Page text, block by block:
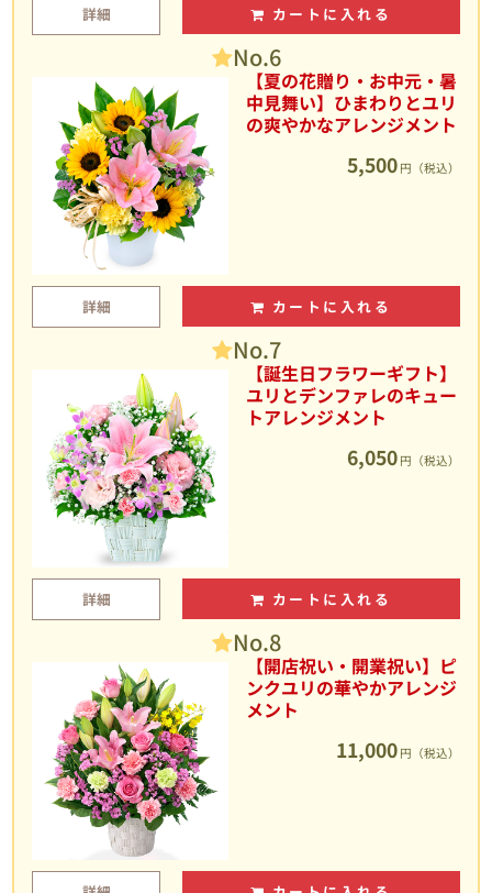
詳細 カートに入れる
No.6
【夏の花贈り・お中元・暑
中見舞い】ひまわりとユリ
の爽やかなアレンジメント
5,500 円（税込）
詳細 カートに入れる
No.7
【誕生日フラワーギフト】
ユリとデンファレのキュー
トアレンジメント
6,050 円（税込）
詳細 カートに入れる
No.8
【開店祝い・開業祝い】ピ
ンクユリの華やかアレンジ
メント
11,000 円（税込）